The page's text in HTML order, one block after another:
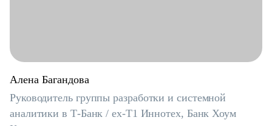
Алена Багандова
Руководитель группы разработки и системной
аналитики в Т-Банк / ex-T1 Иннотех, Банк Хоум